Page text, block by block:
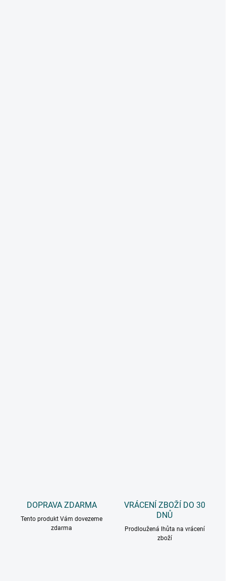
DOPRAVA ZDARMA
Tento produkt Vám dovezeme
zdarma
VRÁCENÍ ZBOŽÍ DO 30
DNŮ
Prodloužená lhůta na vrácení
zboží